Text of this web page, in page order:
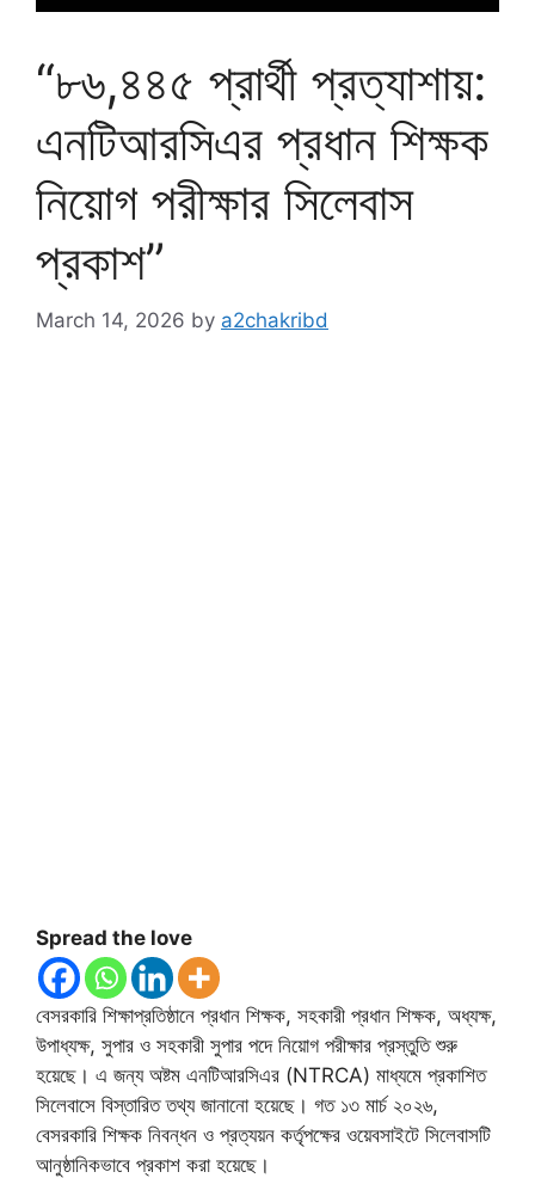
“৮৬,৪৪৫ প্রার্থী প্রত্যাশায়:
এনটিআরসিএর প্রধান শিক্ষক
নিয়োগ পরীক্ষার সিলেবাস
প্রকাশ”
March 14, 2026 by a2chakribd
Spread the love
বেসরকারি শিক্ষাপ্রতিষ্ঠানে প্রধান শিক্ষক, সহকারী প্রধান শিক্ষক, অধ্যক্ষ,
উপাধ্যক্ষ, সুপার ও সহকারী সুপার পদে নিয়োগ পরীক্ষার প্রস্তুতি শুরু
হয়েছে। এ জন্য অষ্টম এনটিআরসিএর (NTRCA) মাধ্যমে প্রকাশিত
সিলেবাসে বিস্তারিত তথ্য জানানো হয়েছে। গত ১৩ মার্চ ২০২৬,
বেসরকারি শিক্ষক নিবন্ধন ও প্রত্যয়ন কর্তৃপক্ষের ওয়েবসাইটে সিলেবাসটি
আনুষ্ঠানিকভাবে প্রকাশ করা হয়েছে।